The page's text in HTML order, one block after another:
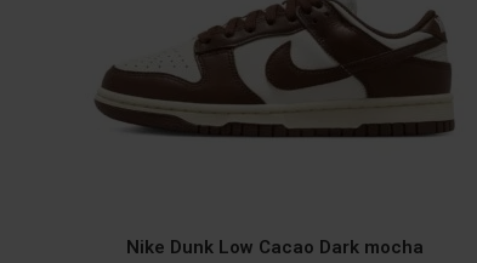
Nike Dunk Low Cacao Dark mocha